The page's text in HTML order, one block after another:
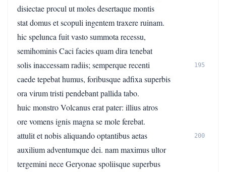
disiectae procul ut moles desertaque montis
stat domus et scopuli ingentem traxere ruinam.
hic spelunca fuit vasto summota recessu,
semihominis Caci facies quam dira tenebat
solis inaccessam radiis; semperque recenti
195
caede tepebat humus, foribusque adfixa superbis
ora virum tristi pendebant pallida tabo.
huic monstro Volcanus erat pater: illius atros
ore vomens ignis magna se mole ferebat.
attulit et nobis aliquando optantibus aetas
200
auxilium adventumque dei. nam maximus ultor
tergemini nece Geryonae spoliisque superbus